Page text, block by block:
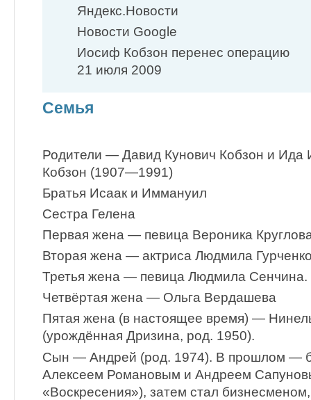
Яндекс.Новости
Новости Google
Иосиф Кобзон перенес операцию
21 июля 2009
Семья
Родители — Давид Кунович Кобзон и Ида
Кобзон (1907—1991)
Братья Исаак и Иммануил
Сестра Гелена
Первая жена — певица Вероника
Вторая жена — актриса Людмила
Третья жена — певица Людмила Сенчина.
Четвёртая жена — Ольга Вердашева
Пятая жена (в настоящее время) —
(урождённая Дризина, род. 1950).
Сын — Андрей (род. 1974). В прошлом —
Алексеем Романовым и Андреем
«Воскресения»), затем стал